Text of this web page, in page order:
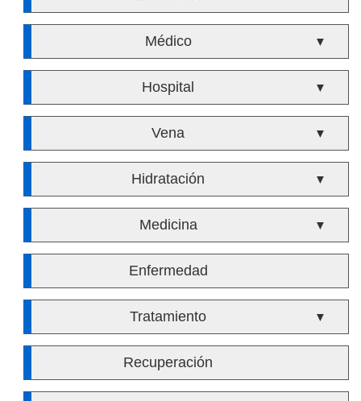
Médico ▼
Hospital ▼
Vena ▼
Hidratación ▼
Medicina ▼
Enfermedad
Tratamiento ▼
Recuperación